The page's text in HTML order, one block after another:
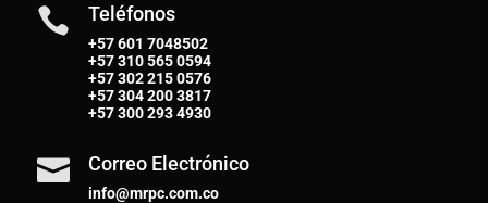
 Teléfonos
+57 601 7048502
+57310 565 0594
+57302 215 0576
+57304 200 3817
+57300 293 4930
 Correo Electrónico
info@mrpc.com.co